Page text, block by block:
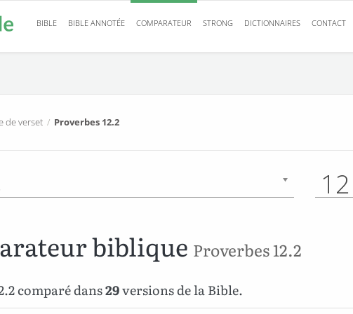
BIBLE BIBLE ANNOTÉE COMPARATEUR STRONG DICTIONNAIRES CONTACT
de verset / Proverbes 12.2
12
biblique Proverbes 12.2
comparé dans29versions de la Bible.